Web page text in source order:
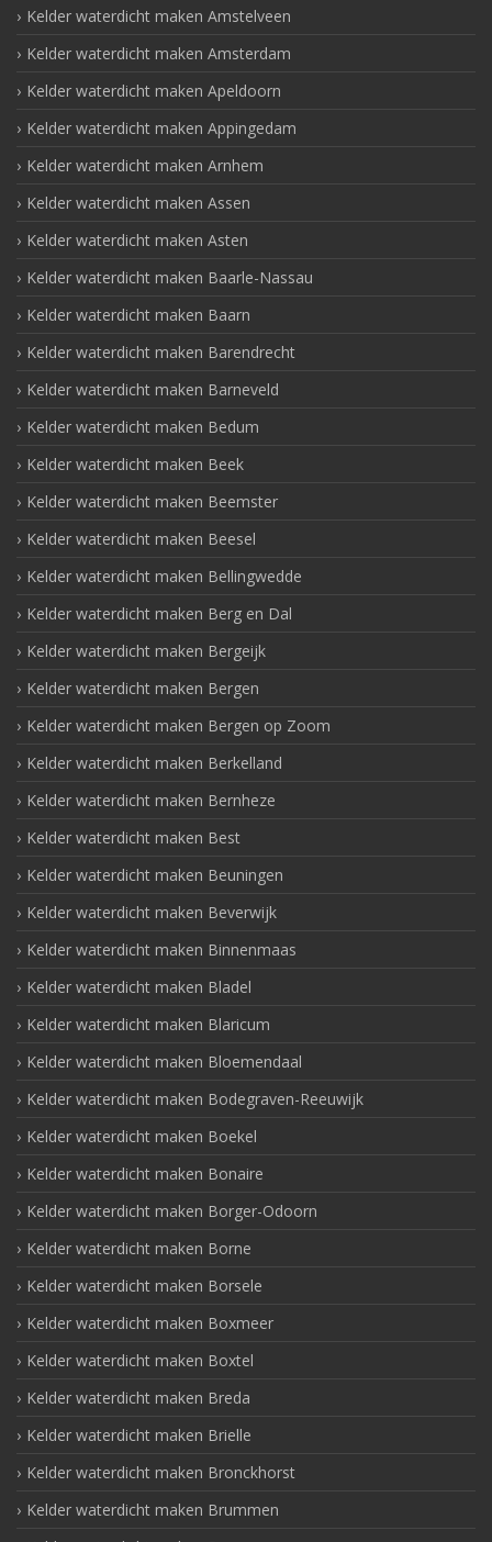
Kelder waterdicht maken Amstelveen
Kelder waterdicht maken Amsterdam
Kelder waterdicht maken Apeldoorn
Kelder waterdicht maken Appingedam
Kelder waterdicht maken Arnhem
Kelder waterdicht maken Assen
Kelder waterdicht maken Asten
Kelder waterdicht maken Baarle-Nassau
Kelder waterdicht maken Baarn
Kelder waterdicht maken Barendrecht
Kelder waterdicht maken Barneveld
Kelder waterdicht maken Bedum
Kelder waterdicht maken Beek
Kelder waterdicht maken Beemster
Kelder waterdicht maken Beesel
Kelder waterdicht maken Bellingwedde
Kelder waterdicht maken Berg en Dal
Kelder waterdicht maken Bergeijk
Kelder waterdicht maken Bergen
Kelder waterdicht maken Bergen op Zoom
Kelder waterdicht maken Berkelland
Kelder waterdicht maken Bernheze
Kelder waterdicht maken Best
Kelder waterdicht maken Beuningen
Kelder waterdicht maken Beverwijk
Kelder waterdicht maken Binnenmaas
Kelder waterdicht maken Bladel
Kelder waterdicht maken Blaricum
Kelder waterdicht maken Bloemendaal
Kelder waterdicht maken Bodegraven-Reeuwijk
Kelder waterdicht maken Boekel
Kelder waterdicht maken Bonaire
Kelder waterdicht maken Borger-Odoorn
Kelder waterdicht maken Borne
Kelder waterdicht maken Borsele
Kelder waterdicht maken Boxmeer
Kelder waterdicht maken Boxtel
Kelder waterdicht maken Breda
Kelder waterdicht maken Brielle
Kelder waterdicht maken Bronckhorst
Kelder waterdicht maken Brummen